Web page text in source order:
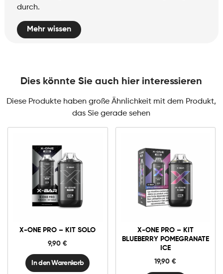
durch.
Mehr wissen
Dies könnte Sie auch hier interessieren
Diese Produkte haben große Ähnlichkeit mit dem Produkt,
das Sie gerade sehen
X-ONE PRO – KIT SOLO
9,90€
X-
One
Pro
Solo
In den Warenkorb
X-ONE PRO – KIT
BLUEBERRY POMEGRANATE
ICE
19,90€